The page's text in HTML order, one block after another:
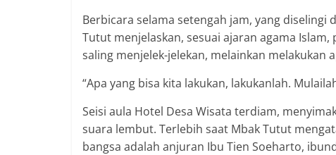
Berbicara selama setengah jam, yang diselingi
Tutut menjelaskan, sesuai ajaran agama
saling menjelek-jelekan, melainkan melakukan
“Apa yang bisa kita lakukan, lakukanlah.
Seisi aula Hotel Desa Wisata terdiam,
suara lembut. Terlebih saat Mbak Tutut
bangsa adalah anjuran Ibu Tien Soeharto,